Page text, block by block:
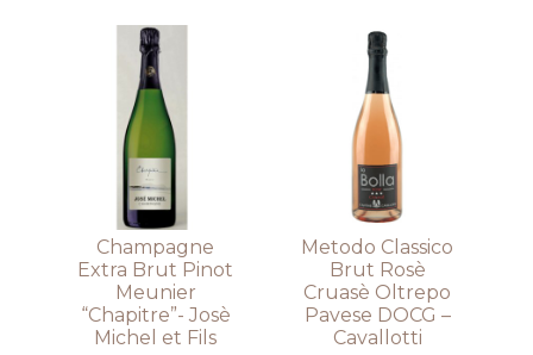
Champagne
Extra Brut Pinot
Meunier
“Chapitre”- Josè
Michel et Fils
Metodo Classico
Brut Rosè
Cruasè Oltrepo
Pavese DOCG –
Cavallotti